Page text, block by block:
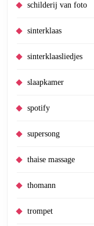
schilderij van foto
sinterklaas
sinterklaasliedjes
slaapkamer
spotify
supersong
thaise massage
thomann
trompet